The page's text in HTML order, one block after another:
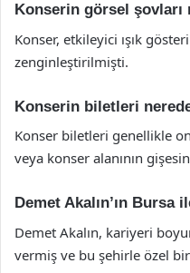
Konserin görsel şovları
Konser, etkileyici ışık
zenginleştirilmişti.
Konserin biletleri
Konser biletleri genellikle
veya konser alanının
Demet Akalın’ın Bursa
Demet Akalın, kariyeri
vermiş ve bu şehirle özel